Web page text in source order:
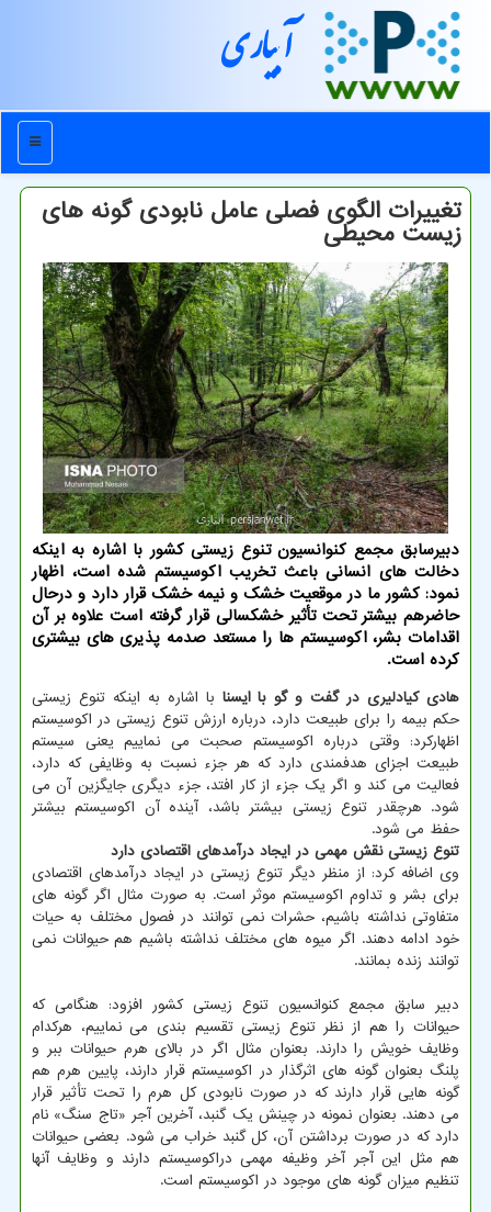
آبیاری
منو
تغییرات الگوی فصلی عامل نابودی گونه های
زیست محیطی
دبیرسابق مجمع کنوانسیون تنوع زیستی کشور با اشاره به اینکه
دخالت های انسانی باعث تخریب اکوسیستم شده است، اظهار
نمود: کشور ما در موقعیت خشک و نیمه خشک قرار دارد و درحال
حاضرهم بیشتر تحت تأثیر خشکسالی قرار گرفته است علاوه بر آن
اقدامات بشر، اکوسیستم ها را مستعد صدمه پذیری های بیشتری
کرده است.
هادی کیادلیری در گفت و گو با ایسنا با اشاره به اینکه تنوع زیستی
حکم بیمه را برای طبیعت دارد، درباره ارزش تنوع زیستی در اکوسیستم
اظهارکرد: وقتی درباره اکوسیستم صحبت می نماییم یعنی سیستم
طبیعت اجزای هدفمندی دارد که هر جزء نسبت به وظایفی که دارد،
فعالیت می کند و اگر یک جزء از کار افتد، جزء دیگری جایگزین آن می
شود. هرچقدر تنوع زیستی بیشتر باشد، آینده آن اکوسیستم بیشتر
حفظ می شود.
تنوع زیستی نقش مهمی در ایجاد درآمدهای اقتصادی دارد
وی اضافه کرد: از منظر دیگر تنوع زیستی در ایجاد درآمدهای اقتصادی
برای بشر و تداوم اکوسیستم موثر است. به صورت مثال اگر گونه های
متفاوتی نداشته باشیم، حشرات نمی توانند در فصول مختلف به حیات
خود ادامه دهند. اگر میوه های مختلف نداشته باشیم هم حیوانات نمی
توانند زنده بمانند.
دبیر سابق مجمع کنوانسیون تنوع زیستی کشور افزود: هنگامی که
حیوانات را هم از نظر تنوع زیستی تقسیم بندی می نماییم، هرکدام
وظایف خویش را دارند. بعنوان مثال اگر در بالای هرم حیوانات ببر و
پلنگ بعنوان گونه های اثرگذار در اکوسیستم قرار دارند، پایین هرم هم
گونه هایی قرار دارند که در صورت نابودی کل هرم را تحت تأثیر قرار
می دهند. بعنوان نمونه در چینش یک گنبد، آخرین آجر «تاج سنگ» نام
دارد که در صورت برداشتن آن، کل گنبد خراب می شود. بعضی حیوانات
هم مثل این آجر آخر وظیفه مهمی دراکوسیستم دارند و وظایف آنها
تنظیم میزان گونه های موجود در اکوسیستم است.